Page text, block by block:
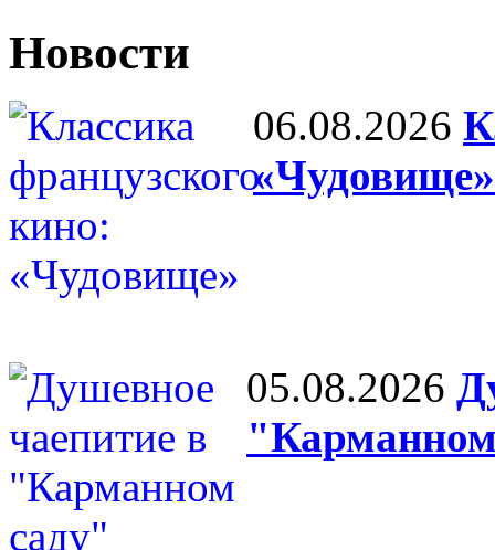
Новости
06.08.2026
«Чудовище»
05.08.2026